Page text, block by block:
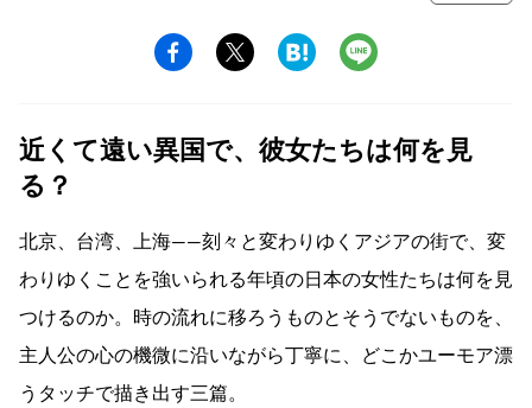
近くて遠い異国で、彼女たちは何を見
る？
北京、台湾、上海――刻々と変わりゆくアジアの街で、変
わりゆくことを強いられる年頃の日本の女性たちは何を見
つけるのか。時の流れに移ろうものとそうでないものを、
主人公の心の機微に沿いながら丁寧に、どこかユーモア漂
うタッチで描き出す三篇。